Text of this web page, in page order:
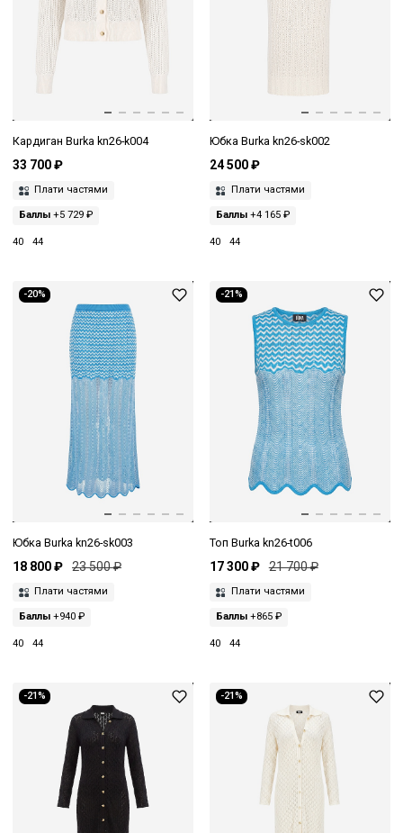
Кардиган Burka kn26-k004
33 700 ₽
Плати частями
Баллы +5 729 ₽
40 44
Юбка Burka kn26-sk002
24 500 ₽
Плати частями
Баллы+4 165 ₽
40 44
-20%
Юбка Burka kn26-sk003
18 800 ₽ 23 500 ₽
Плати частями
Баллы +940 ₽
40 44
-21%
Топ Burka kn26-t006
17 300 ₽ 21 700 ₽
Плати частями
Баллы+865 ₽
40 44
-21% -21%